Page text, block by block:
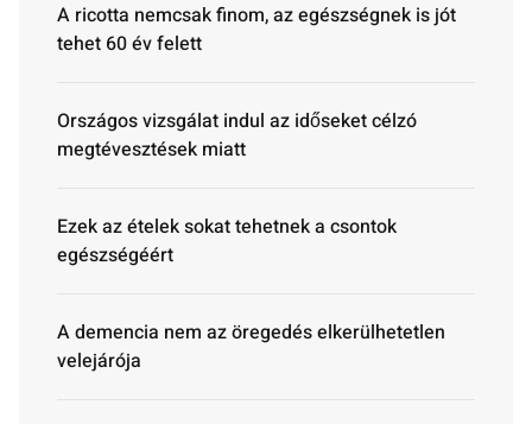
A ricotta nemcsak finom, az egészségnek is jót
tehet 60 év felett
Országos vizsgálat indul az időseket célzó
megtévesztések miatt
Ezek az ételek sokat tehetnek a csontok
egészségéért
A demencia nem az öregedés elkerülhetetlen
velejárója